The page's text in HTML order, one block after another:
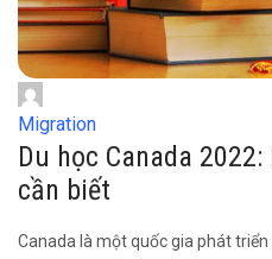
Migration
Du học Canada
cần biết
Canada là một quốc gia phát